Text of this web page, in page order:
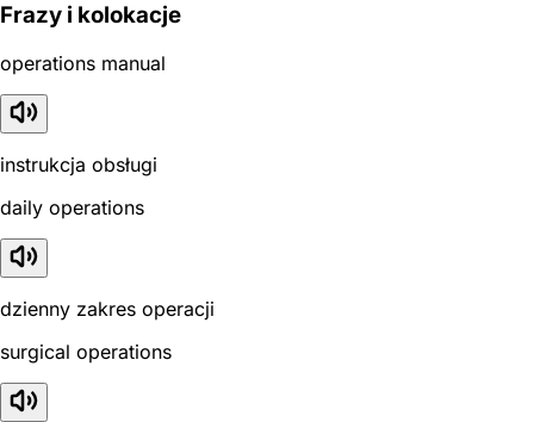
Frazy i kolokacje
operations manual
instrukcja obsługi
daily operations
dzienny zakres operacji
surgical operations